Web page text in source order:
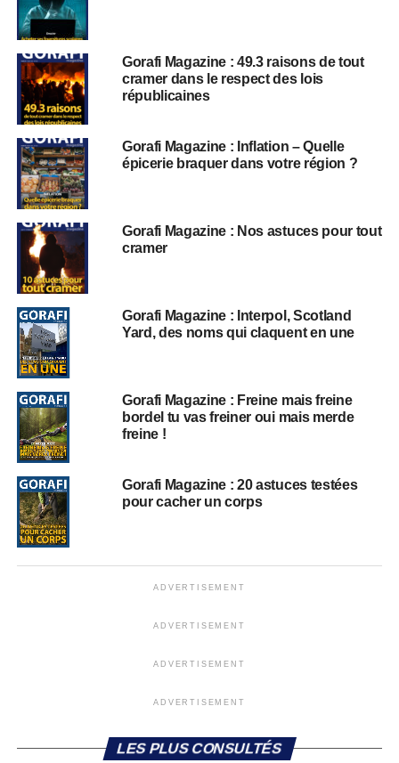
Gorafi Magazine : 49.3 raisons de tout
cramer dans le respect des lois
républicaines
Gorafi Magazine : Inflation – Quelle
épicerie braquer dans votre région ?
Gorafi Magazine : Nos astuces pour tout
cramer
Gorafi Magazine : Interpol, Scotland
Yard, des noms qui claquent en une
Gorafi Magazine : Freine mais freine
bordel tu vas freiner oui mais merde
freine !
Gorafi Magazine : 20 astuces testées
pour cacher un corps
ADVERTISEMENT
ADVERTISEMENT
ADVERTISEMENT
ADVERTISEMENT
LES PLUS CONSULTÉS